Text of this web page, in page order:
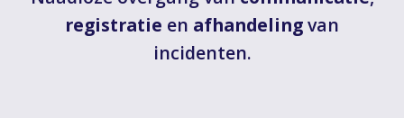
registratie en afhandelingvan
incidenten.